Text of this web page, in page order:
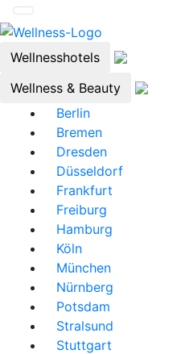
Wellnesshotels
Wellness & Beauty
Berlin
Bremen
Dresden
Düsseldorf
Frankfurt
Freiburg
Hamburg
Köln
München
Nürnberg
Potsdam
Stralsund
Stuttgart